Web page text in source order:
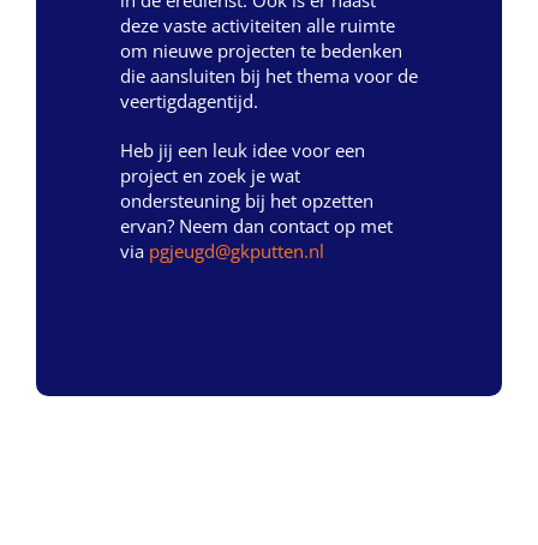
deze vaste activiteiten alle ruimte
om nieuwe projecten te bedenken
die aansluiten bij het thema voor de
veertigdagentijd.
Heb jij een leuk idee voor een
project en zoek je wat
ondersteuning bij het opzetten
ervan? Neem dan contact op met
via pgjeugd@gkputten.nl